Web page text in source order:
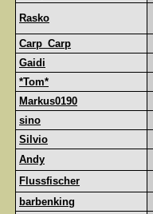
Rasko
Carp_Carp
Gaidi
*Tom*
Markus0190
sino
Silvio
Andy
Flussfischer
barbenking